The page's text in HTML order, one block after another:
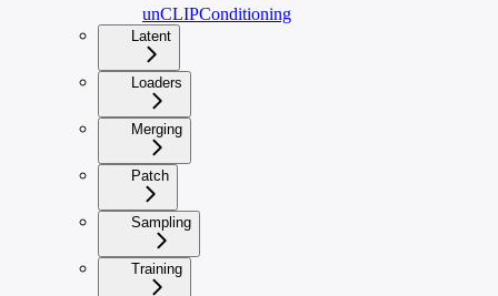
unCLIPConditioning
Latent
Loaders
Merging
Patch
Sampling
Training